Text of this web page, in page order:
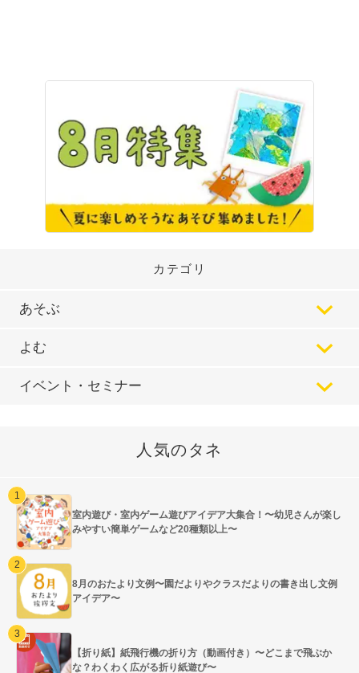
カテゴリ
あそぶ
よむ
イベント・セミナー
人気のタネ
室内遊び・室内ゲーム遊びアイデア大集合！〜幼児さんが楽し
みやすい簡単ゲームなど20種類以上〜
8月のおたより文例〜園だよりやクラスだよりの書き出し文例
アイデア〜
【折り紙】紙飛行機の折り方（動画付き）〜どこまで飛ぶか
な？わくわく広がる折り紙遊び〜